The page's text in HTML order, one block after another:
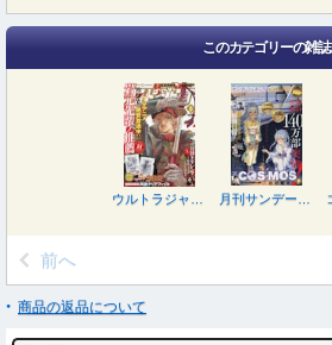
このカテゴリーの雑誌
前へ
商品の返品について